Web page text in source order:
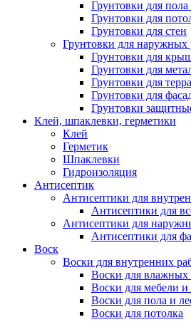
Грунтовки для
Грунтовки для
Грунтовки для стен
Грунтовки для наружных
Грунтовки для
Грунтовки для
Грунтовки для
Грунтовки для
Грунтовки
Клей, шпаклевки, герметики
Клей
Герметик
Шпаклевки
Гидроизоляция
Антисептик
Антисептики для
Антисептики для
Антисептики для
Антисептики для
Воск
Воски для внутренних
Воски для
Воски для мебели
Воски для пола и
Воски для потолка